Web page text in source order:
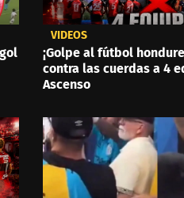
VIDEOS
¡Golpe al fútbol
contra las cuerdas a 4
Ascenso